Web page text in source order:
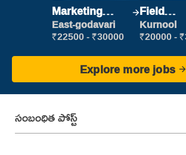
Marketing
Executive
East-godavari
₹22500 - ₹30000
Field
Marketing
Kurnool
₹20000 -
Explore more jobs
సంబంధిత పోస్ట్